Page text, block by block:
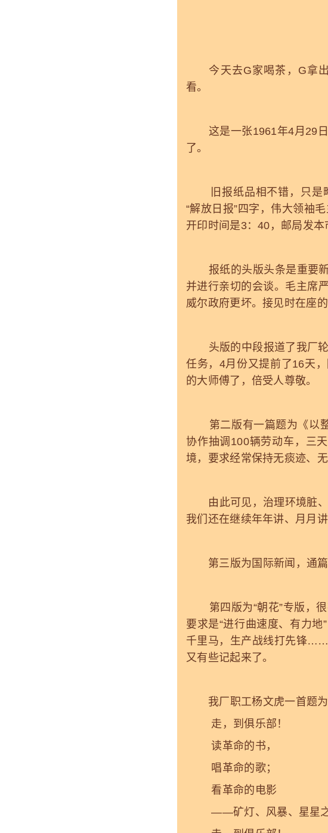
今天去G家喝茶，G拿出
看。
这是一张1961年4月29日
了。
旧报纸品相不错，只是略
“解放日报”四字，伟大领袖
开印时间是3：40，邮局发本
报纸的头版头条是重要新
并进行亲切的会谈。毛主席
威尔政府更坏。接见时在座
头版的中段报道了我厂轮
任务，4月份又提前了16天
的大师傅了，倍受人尊敬。
第二版有一篇题为《以整
协作抽调100辆劳动车，三
境，要求经常保持无痰迹、
由此可见，治理环境脏、
我们还在继续年年讲、月月
第三版为国际新闻，通篇
第四版为“朝花”专版，很
要求是“进行曲速度、有力
千里马，生产战线打先锋
又有些记起来了。
我厂职工杨文虎一首题为
走，到俱乐部！
读革命的书，
唱革命的歌；
看革命的电影
——矿灯、风暴、星星